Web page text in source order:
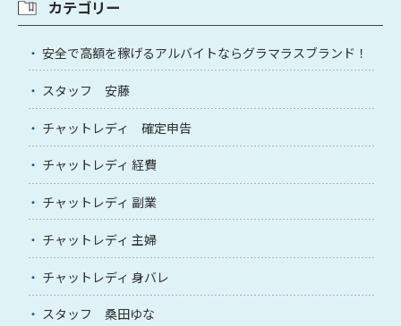
カテゴリー
安全で高額を稼げるアルバイトならグラマラスブランド！
スタッフ 安藤
チャットレディ 確定申告
チャットレディ 経費
チャットレディ 副業
チャットレディ 主婦
チャットレディ 身バレ
スタッフ 桑田ゆな